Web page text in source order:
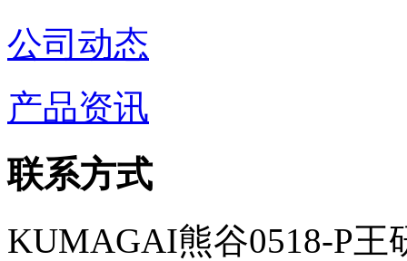
公司动态
产品资讯
联系方式
KUMAGAI熊谷0518-P王